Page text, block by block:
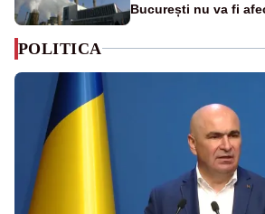
București nu va fi
POLITICA